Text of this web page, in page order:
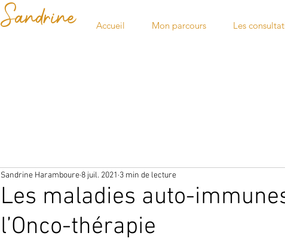
Sandrine Accueil Mon parcours Les
Les maladies auto-
l’Onco-thérapie
Sandrine Haramboure 8 juil. 2021 3 min de lecture